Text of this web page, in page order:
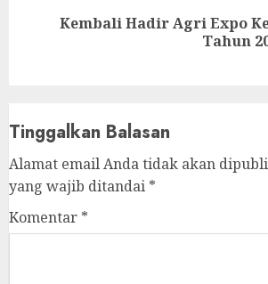
Kembali Hadir Agri Expo
Tahun
Tinggalkan Balasan
Alamat email Anda tidak akan
yang wajib ditandai *
Komentar *